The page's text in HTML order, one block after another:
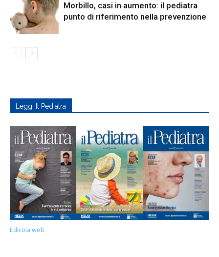
Morbillo, casi in aumento: il pediatra
punto di riferimento nella prevenzione
Leggi Il Pediatra
Edicola web